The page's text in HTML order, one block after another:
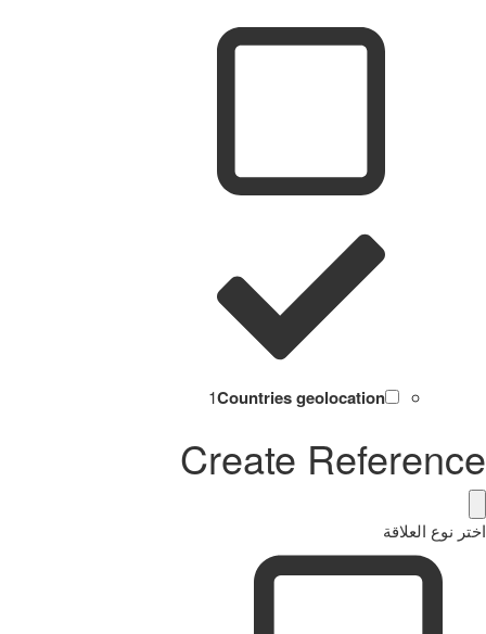
Countries geolocation
1
Create Reference
اختر نوع العلاقة